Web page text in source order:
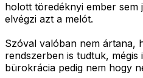
holott töredéknyi ember
elvégzi azt a melót.
Szóval valóban nem ártana,
rendszerben is tudtuk,
bürokrácia pedig nem hogy